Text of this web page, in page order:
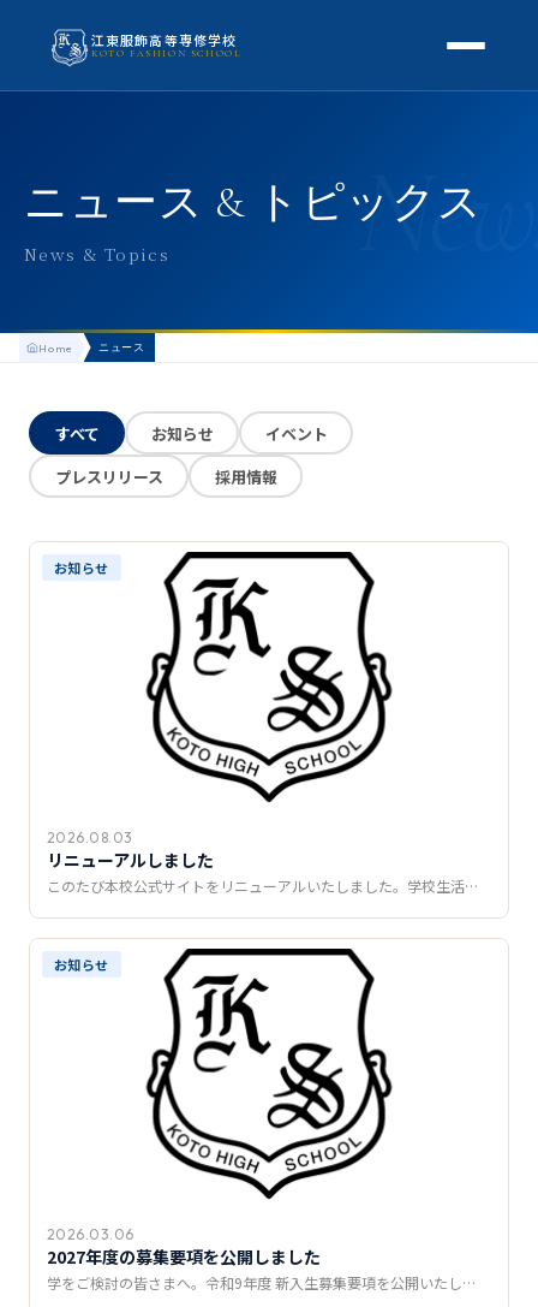
江東服飾高等専修学校
KOTO FASHION SCHOOL
アクセス
よくある質問
スクールライフ
生徒の1日
KOTO COLLECTION
卒業生インタビュー
募集要項
学費・助成金
推薦制度
転入学・編入学
オープンキャンパス
ニュース & トピックス
News & Topics
Home ニュース
すべて お知らせ
イベント
プレスリリース
採用情報
お知らせ
2026.08.03
リニューアルしました
このたび本校公式サイトをリニューアルいたしました。学校生活…
お知らせ
2026.03.06
2027年度の募集要項を公開しました
学をご検討の皆さまへ。令和9年度 新入生募集要項を公開いたし…